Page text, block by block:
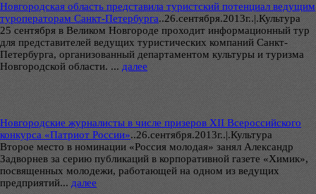
Новгородская область представила туристский потенциал ведущим
туроператорам Санкт-Петербурга..26.сентября.2013г..|.Культура
25 сентября в Великом Новгороде проходит информационный тур
для представителей ведущих туристических компаний Санкт-
Петербурга, организованный департаментом культуры и туризма
Новгородской области. ... далее
Новгородские журналисты в числе призеров XII Всероссийского
конкурса «Патриот России»..26.сентября.2013г..|.Культура
Второе место в номинации «Россия молодая» занял Александр
Задворнев за серию публикаций в корпоративной газете «Химик»,
посвященных молодежи, работающей на одном из ведущих
предприятий... далее